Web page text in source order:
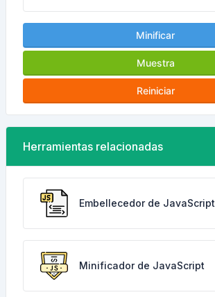
Minificar
Muestra
Reiniciar
Herramientas relacionadas
Embellecedor de JavaScript
Minificador de JavaScript